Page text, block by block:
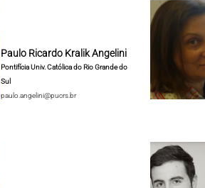
Paulo Ricardo Kralik Angelini
Pontifícia Univ. Católica do Rio Grande do
Sul
paulo.angelini@pucrs.br